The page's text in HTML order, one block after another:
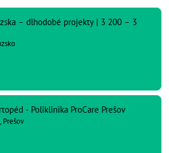
– dlhodobé projekty | 3 200 – 3
- Poliklinika ProCare Prešov
Prešov